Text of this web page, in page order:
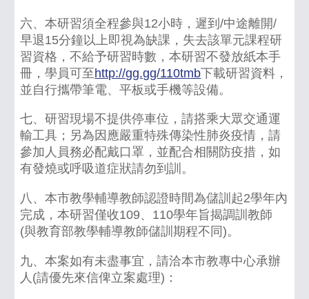
六、本研習須全程參與12小時，遲到/中途離開/
早退15分鐘以上即視為缺課，失去該單元課程研
習資格，不給予研習時數，本研習不發放紙本手
冊，學員可至http://gg.gg/110tmb下載研習資料，
並自行攜帶筆電、平板或手機等設備。
七、研習現場不提供停車位，請搭乘大眾交通運
輸工具；另為因應嚴重特殊傳染性肺炎疫情，請
參加人員務必配戴口罩，並配合相關防疫措，如
有發燒或呼吸道症狀請勿到訓。
八、本市教學輔導教師認證時間為儲訓起2學年內
完成，本研習僅收109、110學年旨揭調訓教師
(與教育部教學輔導教師儲訓期程不同)。
九、本案如有未盡事宜，請洽本市教專中心承辦
人(請優先來信俾立案處理)：